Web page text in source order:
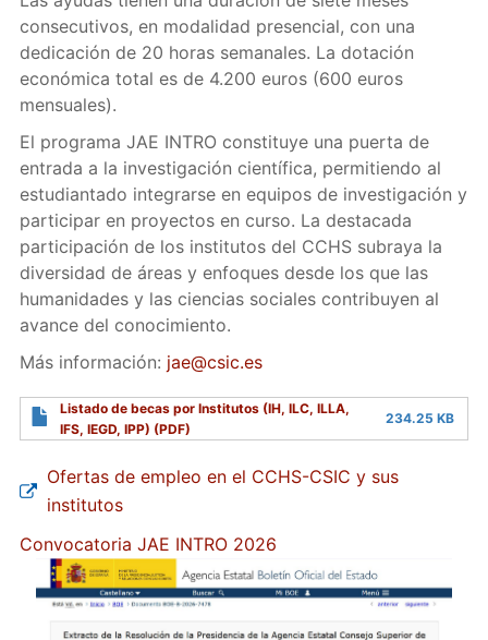
consecutivos, en modalidad presencial, con una
dedicación de 20 horas semanales. La dotación
económica total es de 4.200 euros (600 euros
mensuales).
El programa JAE INTRO constituye una puerta de
entrada a la investigación científica, permitiendo al
estudiantado integrarse en equipos de investigación y
participar en proyectos en curso. La destacada
participación de los institutos del CCHS subraya la
diversidad de áreas y enfoques desde los que las
humanidades y las ciencias sociales contribuyen al
avance del conocimiento.
Más información: jae@csic.es
Listado de becas por Institutos (IH, ILC, ILLA,
IFS, IEGD, IPP) (PDF)
234.25 KB
Ofertas de empleo en el CCHS-CSIC y sus
institutos
Convocatoria JAE INTRO 2026